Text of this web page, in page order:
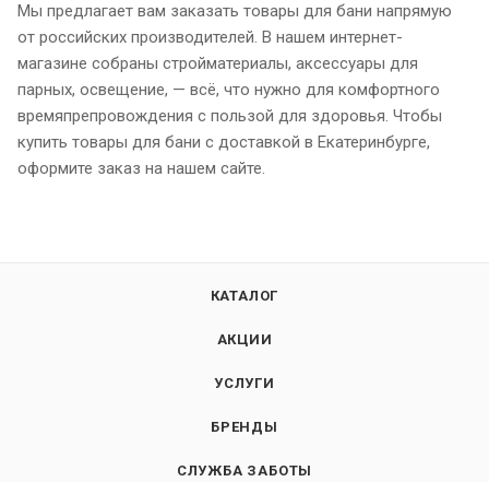
Мы предлагает вам заказать товары для бани напрямую
от российских производителей. В нашем интернет-
магазине собраны стройматериалы, аксессуары для
парных, освещение, — всё, что нужно для комфортного
времяпрепровождения с пользой для здоровья. Чтобы
купить товары для бани с доставкой в Екатеринбурге,
оформите заказ на нашем сайте.
КАТАЛОГ
АКЦИИ
УСЛУГИ
БРЕНДЫ
СЛУЖБА ЗАБОТЫ